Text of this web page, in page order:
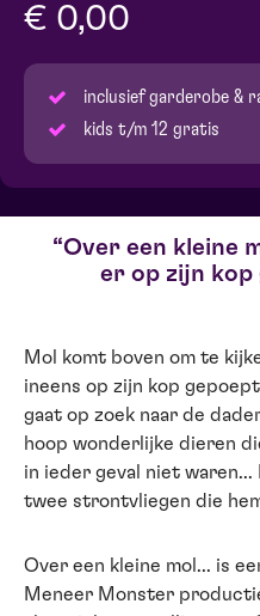
€ 0,00
inclusief garderobe &
kids t/m 12 gratis
Over een kleine
er op zijn
Mol komt boven om te
ineens op zijn kop
gaat op zoek naar de
hoop wonderlijke dieren
in ieder geval niet
twee strontvliegen die
Over een kleine mol... is
Meneer Monster